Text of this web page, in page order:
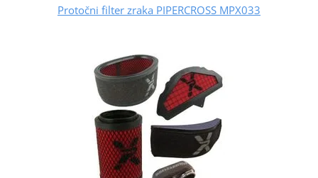
Protočni filter zraka PIPERCROSS MPX033